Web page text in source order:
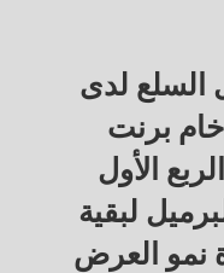
السلع لدى
خام برنت
الربع الأول
60 دولار للبرميل لبقية
نمو العرض